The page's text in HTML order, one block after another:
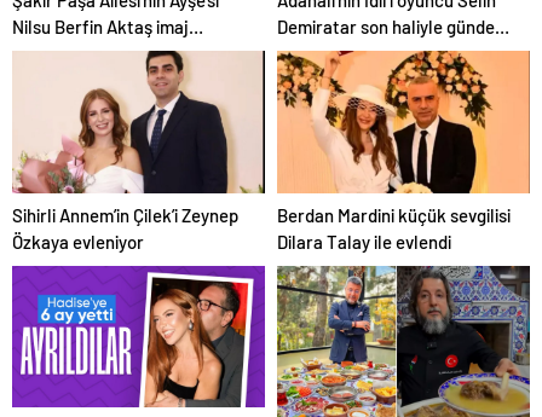
Nilsu Berfin Aktaş imaj
değiştirdi
Demiratar son haliyle gündem
oldu
Sihirli Annem’in Çilek’i Zeynep
Özkaya evleniyor
Berdan Mardini küçük sevgilisi
Dilara Talay ile evlendi